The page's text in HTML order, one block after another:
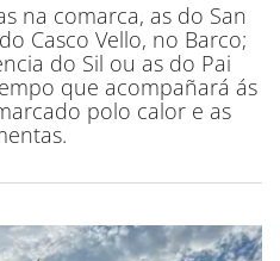
na comarca, as do San
Casco Vello, no Barco;
do Sil ou as do Pai
que acompañará ás
polo calor e as